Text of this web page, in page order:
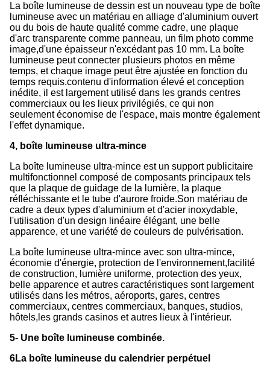
La boîte lumineuse de dessin est un nouveau type de boîte
lumineuse avec un matériau en alliage d'aluminium ouvert
ou du bois de haute qualité comme cadre, une plaque
d'arc transparente comme panneau, un film photo comme
image,d'une épaisseur n'excédant pas 10 mm. La boîte
lumineuse peut connecter plusieurs photos en même
temps, et chaque image peut être ajustée en fonction du
temps requis.contenu d'information élevé et conception
inédite, il est largement utilisé dans les grands centres
commerciaux ou les lieux privilégiés, ce qui non
seulement économise de l'espace, mais montre également
l'effet dynamique.
4, boîte lumineuse ultra-mince
La boîte lumineuse ultra-mince est un support publicitaire
multifonctionnel composé de composants principaux tels
que la plaque de guidage de la lumière, la plaque
réfléchissante et le tube d'aurore froide.Son matériau de
cadre a deux types d'aluminium et d'acier inoxydable,
l'utilisation d'un design linéaire élégant, une belle
apparence, et une variété de couleurs de pulvérisation.
La boîte lumineuse ultra-mince avec son ultra-mince,
économie d'énergie, protection de l'environnement,facilité
de construction, lumière uniforme, protection des yeux,
belle apparence et autres caractéristiques sont largement
utilisés dans les métros, aéroports, gares, centres
commerciaux, centres commerciaux, banques, studios,
hôtels,les grands casinos et autres lieux à l'intérieur.
5- Une boîte lumineuse combinée.
6La boîte lumineuse du calendrier perpétuel